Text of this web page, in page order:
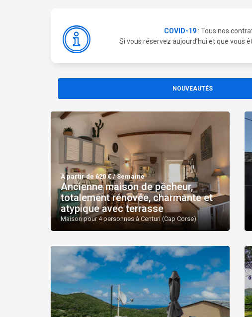
COVID-19 : Tous nos
Si vous réservez aujourd’hui et que vous
NOUVEAUTÉS
À partir de 620 € / Semaine
Ancienne maison de pêcheur,
totalement rénovée, charmante et
atypique avec terrasse
Maison pour 4 personnes à Centuri (Cap Corse)